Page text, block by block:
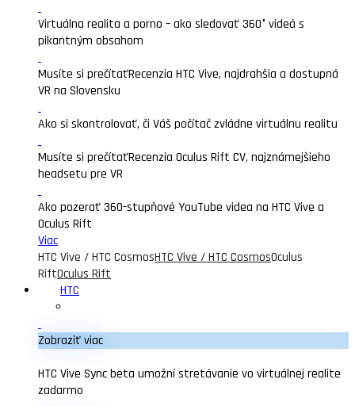
Virtuálna realita a porno – ako sledovať 360° videá s
pikantným obsahom
Musíte si prečítaťRecenzia HTC Vive, najdrahšia a dostupná
VR na Slovensku
Ako si skontrolovať, či Váš počítač zvládne virtuálnu realitu
Musíte si prečítaťRecenzia Oculus Rift CV, najznámejšieho
headsetu pre VR
Ako pozerať 360-stupňové YouTube videa na HTC Vive a
Oculus Rift
Viac
HTC Vive / HTC CosmosHTC Vive / HTC CosmosOculus
RiftOculus Rift
HTC
Zobraziť viac
HTC Vive Sync beta umožní stretávanie vo virtuálnej realite
zadarmo